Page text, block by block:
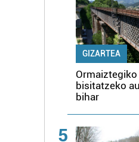
GIZARTEA
bisitatzeko
bihar
5